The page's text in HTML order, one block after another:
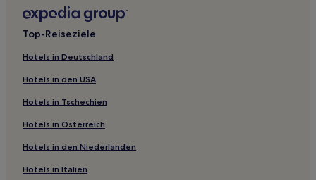
Great Barrow Hotels
Hotels nahe Walton Hall Park
Cheshire West and Chester: Hotels
Hotels nahe Royal Court Theatre
Hotels nahe Hope Street Quarter
Hotels nahe Bahnhof Halewood
Hotels nahe Wavertree Botanic Gardens
Hotels nahe Liverpool Central Library
Top-Reiseziele
Hotels in Deutschland
Hotels in den USA
Hotels in Tschechien
Hotels in Österreich
Hotels in den Niederlanden
Hotels in Italien